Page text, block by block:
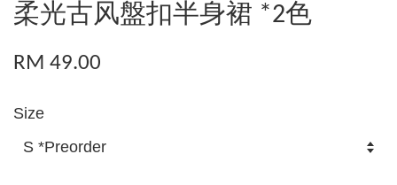
柔光古风盤扣半身裙 *2色
RM 49.00
Size